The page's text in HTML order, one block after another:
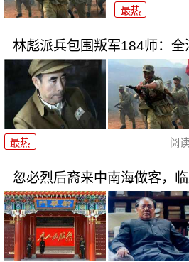
最热
林彪派兵包围叛军184师：
最热 阅读
忽必烈后裔来中南海做客，